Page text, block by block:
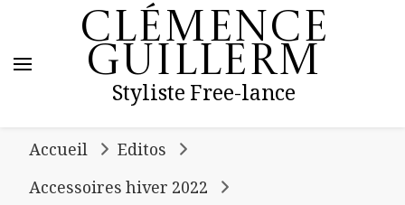
Clémence
Guillerm
Styliste Free-lance
Accueil
Editos
Accessoires hiver 2022